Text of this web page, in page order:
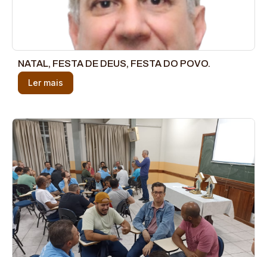
NATAL, FESTA DE DEUS, FESTA DO POVO.
Ler mais